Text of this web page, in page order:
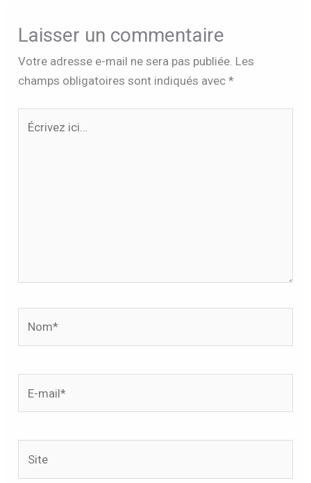
Laisser un commentaire
Votre adresse e-mail ne sera pas publiée. Les
champs obligatoires sont indiqués avec*
mail*